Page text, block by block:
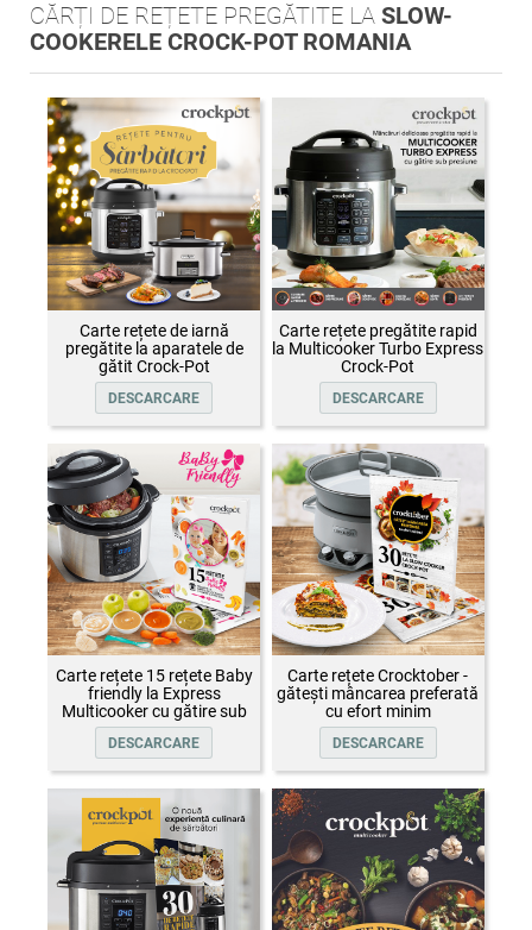
CĂRȚI DE REȚETE PREGĂTITE LASLOW-
COOKERELE CROCK-POT ROMANIA
Carte rețete de iarnă
pregătite la aparatele de
gătit Crock-Pot
DESCARCARE
Carte rețete pregătite rapid
la Multicooker Turbo Express
Crock-Pot
DESCARCARE
Carte rețete 15 rețete Baby
friendly la Express
Multicooker cu gătire sub
presiune Crock-Pot
DESCARCARE
Carte rețete Crocktober -
gătești mâncarea preferată
cu efort minim
DESCARCARE